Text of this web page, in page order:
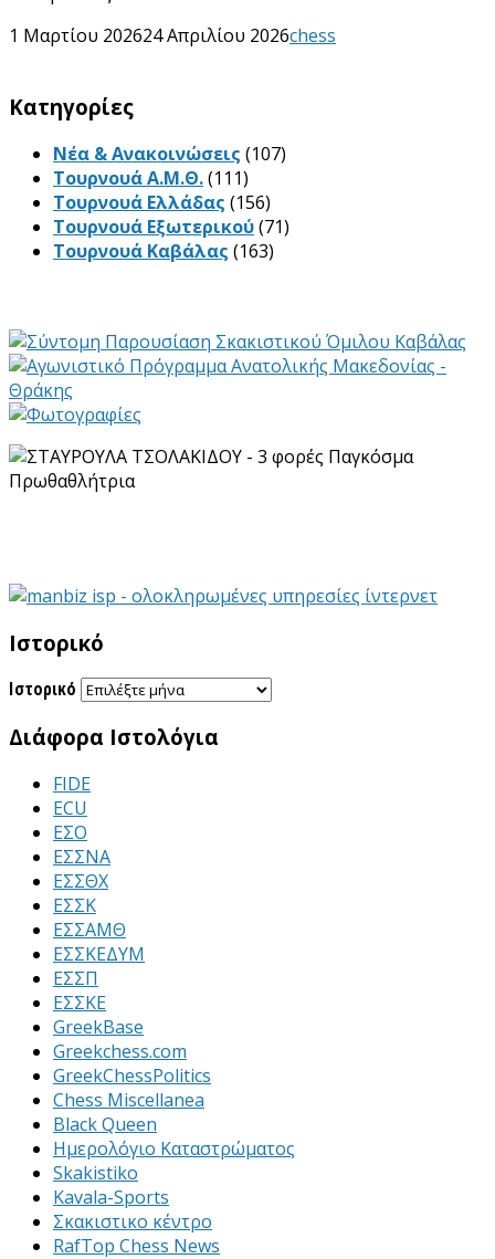
1 Μαρτίου 202624 Απριλίου 2026chess
Kατηγορίες
Νέα & Ανακοινώσεις (107)
Τουρνουά Α.Μ.Θ.(111)
Τουρνουά Ελλάδας (156)
Τουρνουά Εξωτερικού(71)
Τουρνουά Καβάλας (163)
Ιστορικό
Ιστορικό
Διάφορα Ιστολόγια
FIDE
ECU
ΕΣΟ
ΕΣΣΝΑ
ΕΣΣΘΧ
ΕΣΣΚ
ΕΣΣΑΜΘ
ΕΣΣΚΕΔΥΜ
ΕΣΣΠ
ΕΣΣΚΕ
GreekBase
Greekchess.com
GreekChessPolitics
Chess Miscellanea
Black Queen
Ημερολόγιο Καταστρώματος
Skakistiko
Kavala-Sports
Σκακιστικο κέντρο
RafTop Chess News